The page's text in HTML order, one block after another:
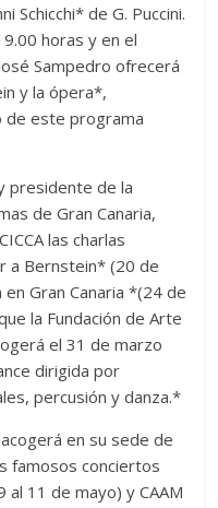
Schicchi* de G. Puccini.
horas y en el
Sampedro ofrecerá
y la ópera*,
de este programa
presidente de la
de Gran Canaria,
las charlas
a Bernstein* (20 de
Gran Canaria *(24 de
la Fundación de Arte
el 31 de marzo
dirigida por
percusión y danza.*
en su sede de
famosos conciertos
11 de mayo) y CAAM